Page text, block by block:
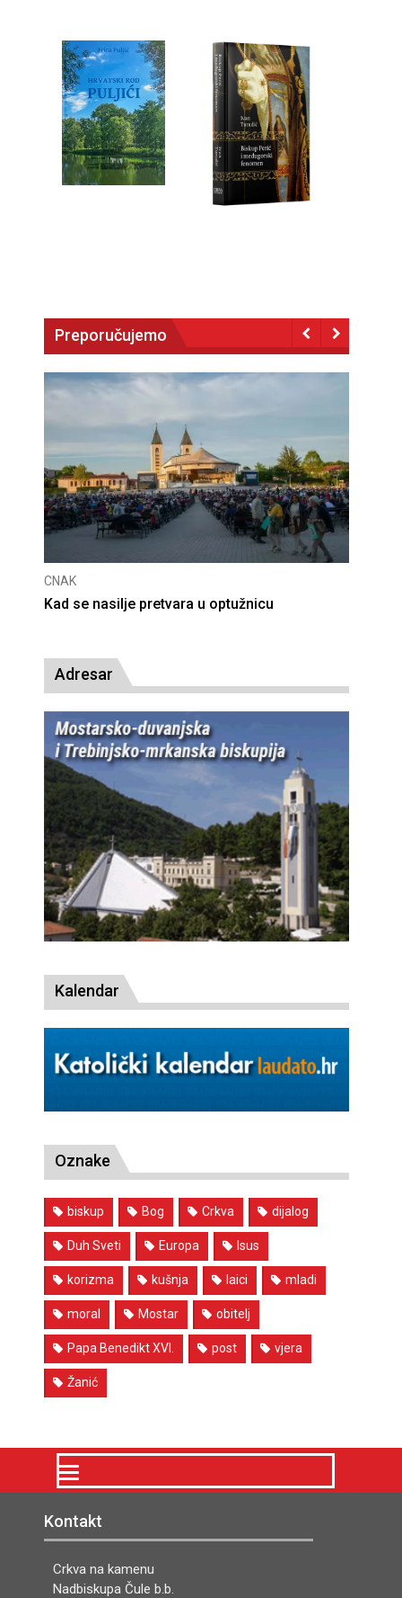
Preporučujemo
CNAK
Kad se nasilje pretvara u optužnicu
Adresar
Kalendar
Oznake
biskup Bog Crkva dijalog
Duh Sveti Europa Isus
korizma kušnja laici mladi
moral Mostar obitelj
Papa Benedikt XVI. post vjera
Žanić
Kontakt
Crkva na kamenu
Nadbiskupa Čule b.b.